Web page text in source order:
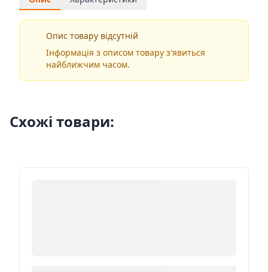
Опис товару відсутній
Інформація з описом товару з'явиться
найближчим часом.
Схожі товари: